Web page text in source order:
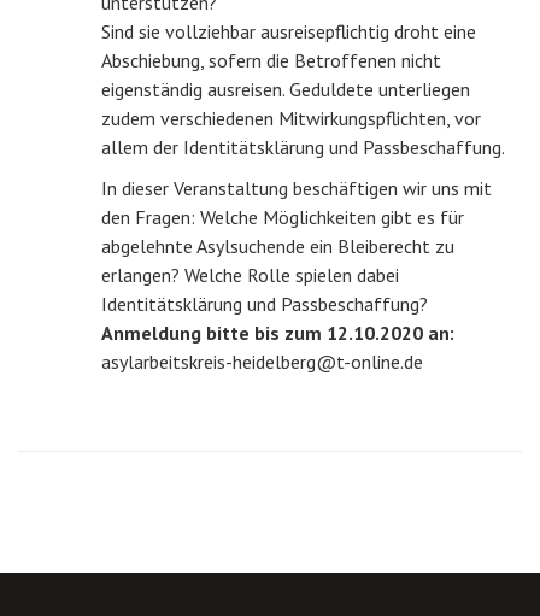
Sind sie vollziehbar ausreisepflichtig droht eine
Abschiebung, sofern die Betroffenen nicht
eigenständig ausreisen. Geduldete unterliegen
zudem verschiedenen Mitwirkungspflichten, vor
allem der Identitätsklärung und Passbeschaffung.
In dieser Veranstaltung beschäftigen wir uns mit
den Fragen: Welche Möglichkeiten gibt es für
abgelehnte Asylsuchende ein Bleiberecht zu
erlangen? Welche Rolle spielen dabei
Identitätsklärung und Passbeschaffung?
Anmeldung bitte bis zum 12.10.2020 an:
asylarbeitskreis-heidelberg@t-online.de